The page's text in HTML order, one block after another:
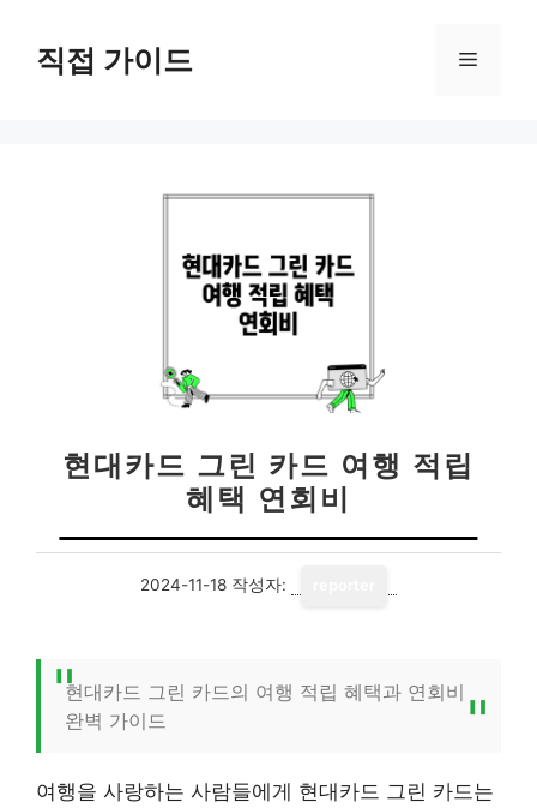
직접 가이드 메
현대카드 그린 카드 여행 적립
혜택 연회비
2024-11-18 작성자:
현대카드 그린 카드의 여행 적립 혜택과 연회비
완벽 가이드
여행을 사랑하는 사람들에게 현대카드 그린 카드는